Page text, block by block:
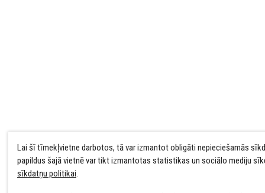
Lai šī tīmekļvietne darbotos, tā var izmantot obligāti nepieciešamās
papildus šajā vietnē var tikt izmantotas statistikas un sociālo mediju
sīkdatņu politikai